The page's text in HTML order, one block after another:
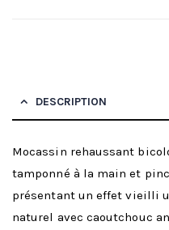
DESCRIPTION
Mocassin rehaussant
tamponné à la main et
présentant un effet vieilli
naturel avec caoutchouc